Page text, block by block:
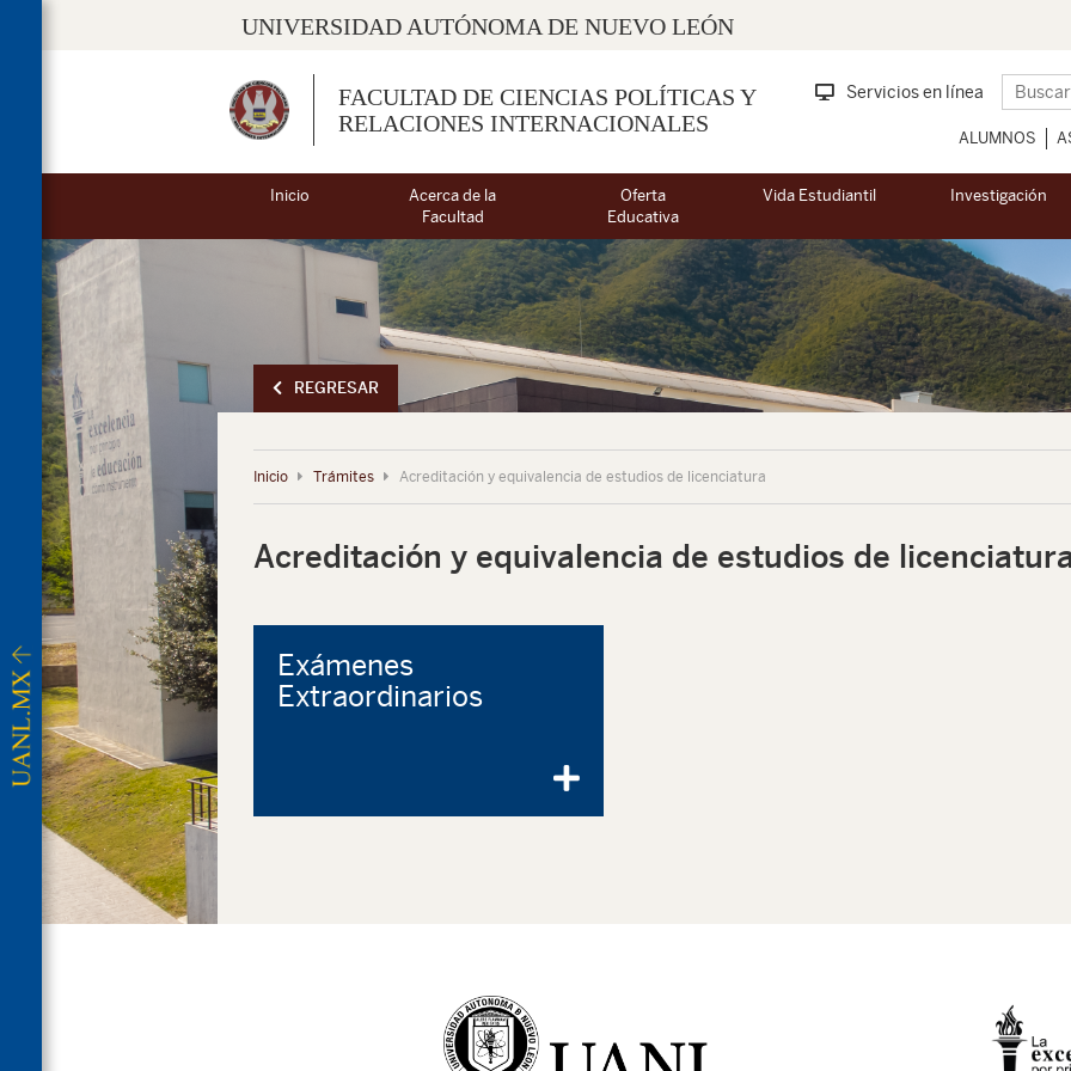
UNIVERSIDAD AUTÓNOMA DE NUEVO LEÓN
FACULTAD DE CIENCIAS POLÍTICAS Y
RELACIONES INTERNACIONALES
Servicios en línea
ALUMNOS
Inicio
Acerca de la
Facultad
Oferta
Educativa
Vida Estudiantil Investigación
REGRESAR
Inicio Trámites Acreditación y equivalencia de estudios de licenciatura
Acreditación y equivalencia de estudios de
Exámenes
Extraordinarios